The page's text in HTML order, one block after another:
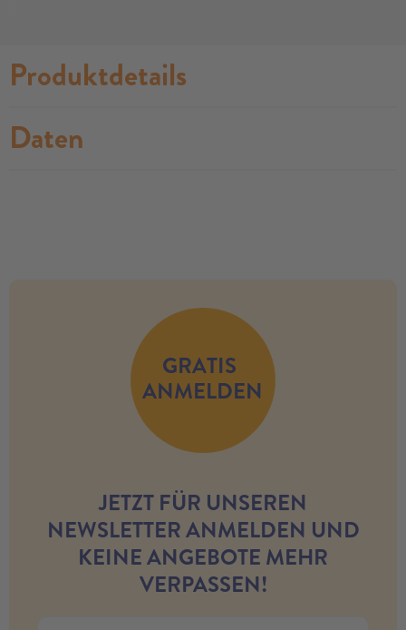
Produktdetails
Daten
GRATIS
ANMELDEN
JETZT FÜR UNSEREN
NEWSLETTER ANMELDEN UND
KEINE ANGEBOTE MEHR
VERPASSEN!